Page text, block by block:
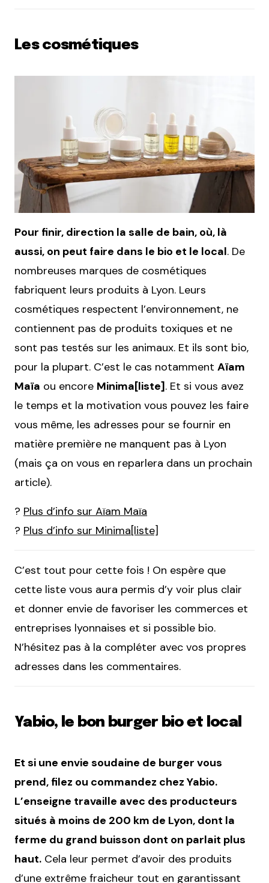
Les cosmétiques
Pour finir, direction la salle de bain, où, là
aussi, on peut faire dans le bio et le local. De
nombreuses marques de cosmétiques
fabriquent leurs produits à Lyon. Leurs
cosmétiques respectent l’environnement, ne
contiennent pas de produits toxiques et ne
sont pas testés sur les animaux. Et ils sont bio,
pour la plupart. C’est le cas notamment Aïam
Maïa ou encore Minima[liste]. Et si vous avez
le temps et la motivation vous pouvez les faire
vous même, les adresses pour se fournir en
matière première ne manquent pas à Lyon
(mais ça on vous en reparlera dans un prochain
article).
? Plus d’info sur Aïam Maïa
? Plus d’info sur Minima[liste]
C’est tout pour cette fois ! On espère que
cette liste vous aura permis d’y voir plus clair
et donner envie de favoriser les commerces et
entreprises lyonnaises et si possible bio.
N’hésitez pas à la compléter avec vos propres
adresses dans les commentaires.
Yabio, le bon burger bio et local
Et si une envie soudaine de burger vous
prend, filez ou commandez chez Yabio.
L’enseigne travaille avec des producteurs
situés à moins de 200 km de Lyon, dont la
ferme du grand buisson dont on parlait plus
haut. Cela leur permet d’avoir des produits
d’une extrême fraicheur tout en garantissant